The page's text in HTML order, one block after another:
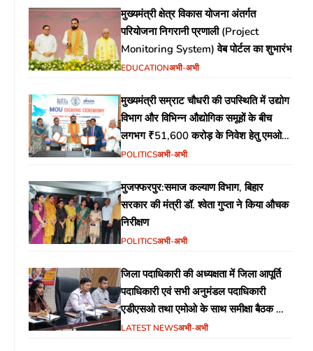
मुख्यमंत्री क्षेत्र विकास योजना अंतर्गत
परियोजना निगरानी प्रणाली (Project
Monitoring System) वेब पोर्टल का शुभारंभ
EDUCATIONअभी-अभी
मुख्यमंत्री सम्राट चौधरी की उपस्थिति में उद्योग
विभाग और विभिन्न औद्योगिक समूहों के बीच
लगभग ₹51,600 करोड़ के निवेश हेतु एमओयू
(MoU) पर हस्ताक्षर
POLITICSअभी-अभी
मुजफ्फरपुर:समाज कल्याण विभाग, बिहार
सरकार की मंत्री डॉ. श्वेता गुप्ता ने किया औचक
निरीक्षण
POLITICSअभी-अभी
जिला पदाधिकारी की अध्यक्षता में जिला आपूर्ति
पदाधिकारी एवं सभी अनुमंडल पदाधिकारी
एडीएसओ तथा एमोओ के साथ समीक्षा बैठक का
आयोजन
LATEST NEWSअभी-अभी